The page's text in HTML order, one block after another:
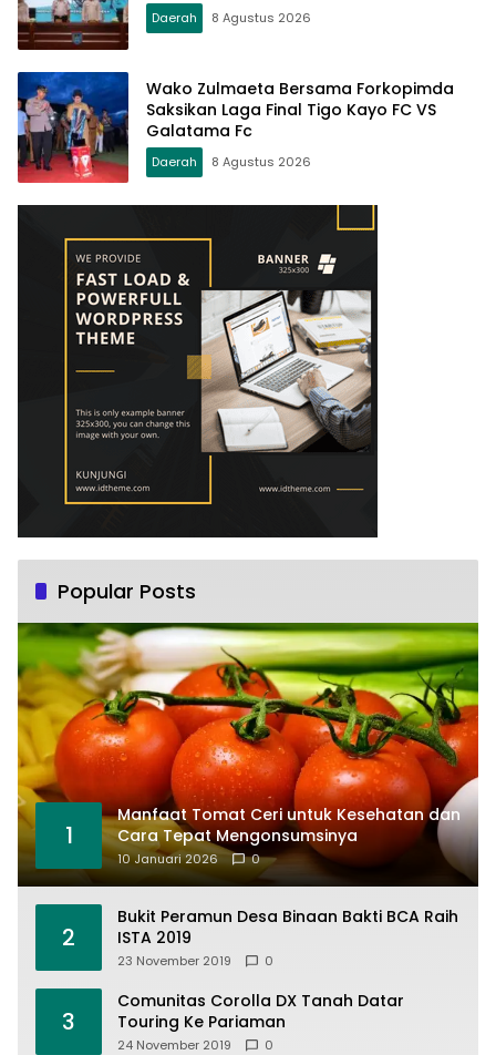
Daerah 8 Agustus 2026
Wako Zulmaeta Bersama Forkopimda
Saksikan Laga Final Tigo Kayo FC VS
Galatama Fc
Daerah 8 Agustus 2026
Popular Posts
1
Manfaat Tomat Ceri untuk Kesehatan dan
Cara Tepat Mengonsumsinya
10 Januari 2026 0
2
Bukit Peramun Desa Binaan Bakti BCA Raih
ISTA 2019
23 November 2019 0
3
Comunitas Corolla DX Tanah Datar
Touring Ke Pariaman
24 November 2019 0